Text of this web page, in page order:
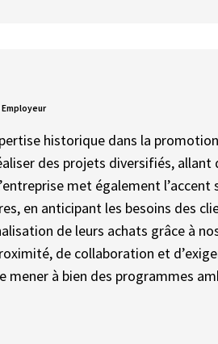
historique dans la
des projets diversifiés,
met également l’accent
en anticipant les besoins des
de leurs achats grâce à
de collaboration et
mener à bien des programmes